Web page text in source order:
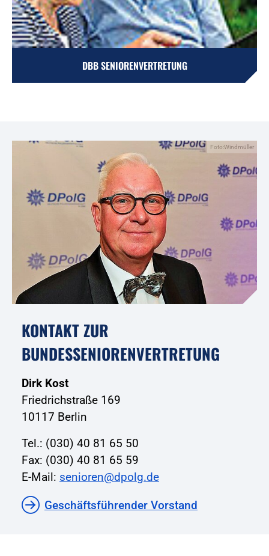
DBB SENIORENVERTRETUNG
KONTAKT ZUR
BUNDESSENIORENVERTRETUNG
Dirk Kost
Friedrichstraße 169
10117 Berlin
Tel.: (030) 40 81 65 50
Fax: (030) 40 81 65 59
E-Mail: senioren@dpolg.de
Geschäftsführender Vorstand
Foto:Windmüller